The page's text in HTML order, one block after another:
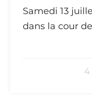
Samedi 13
dans la cour